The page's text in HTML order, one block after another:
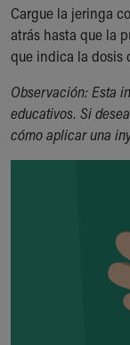
Injury Prevention
Medical Records
Symptom
Skip to main
Cargue la jeringa
atrás hasta que la
que indica la dosis
Observación: Esta
educativos. Si
cómo aplicar una